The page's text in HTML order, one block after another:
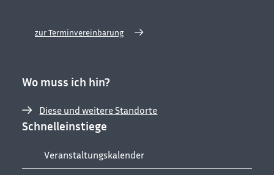
zur Terminvereinbarung
Wo muss ich hin?
Diese und weitere Standorte
Schnelleinstiege
Veranstaltungskalender